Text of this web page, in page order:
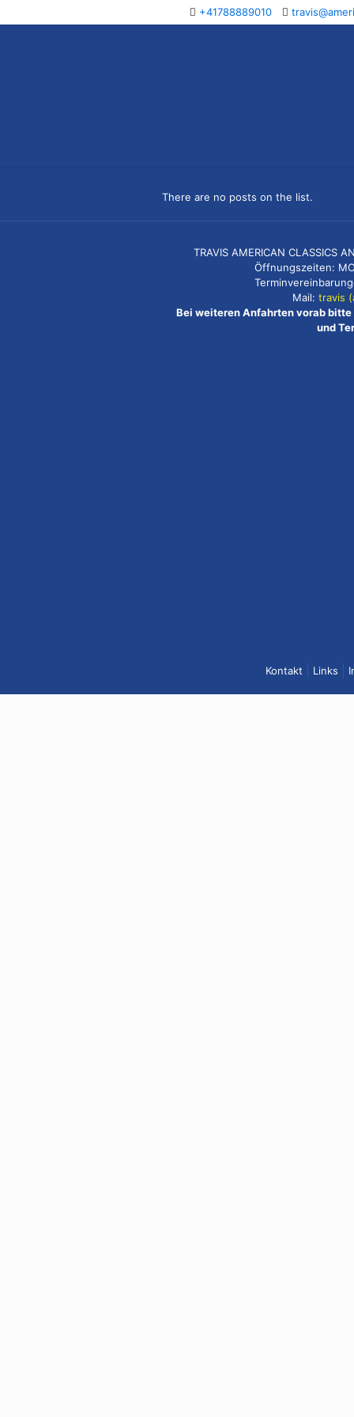
+41788889010
There are no posts on the list.
TRAVIS AMERICAN CLASSICS
Öffnungszeiten:
Mail: travis
Bei weiteren Anfahrten vorab
und
Kontakt Links